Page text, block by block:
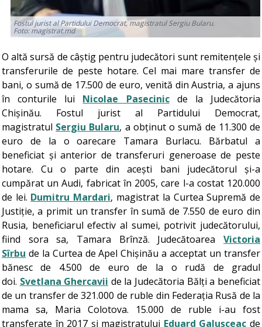
Fostul jurist al Partidului Democrat, magistratul Sergiu Bularu.
Foto: magistrat.md
O altă sursă de câștig pentru judecători sunt remitențele și
transferurile de peste hotare. Cel mai mare transfer de
bani, o sumă de 17.500 de euro, venită din Austria, a ajuns
în conturile lui Nicolae Pasecinicde la Judecătoria
Chișinău. Fostul jurist al Partidului Democrat,
magistratul Sergiu Bularu, a obținut o sumă de 11.300 de
euro de la o oarecare Tamara Burlacu. Bărbatul a
beneficiat și anterior de transferuri generoase de peste
hotare. Cu o parte din acești bani judecătorul și-a
cumpărat un Audi, fabricat în 2005, care l-a costat 120.000
de lei. Dumitru Mardari, magistrat la Curtea Supremă de
Justiție, a primit un transfer în sumă de 7.550 de euro din
Rusia, beneficiarul efectiv al sumei, potrivit judecătorului,
fiind sora sa, Tamara Brînză. JudecătoareaVictoria
Sîrbu de la Curtea de Apel Chișinău a acceptat un transfer
bănesc de 4.500 de euro de la o rudă de gradul
doi. Svetlana Ghercavii de la Judecătoria Bălți a beneficiat
de un transfer de 321.000 de ruble din Federația Rusă de la
mama sa, Maria Colotova. 15.000 de ruble i-au fost
transferate în 2017 și magistratului Eduard Galușceac de